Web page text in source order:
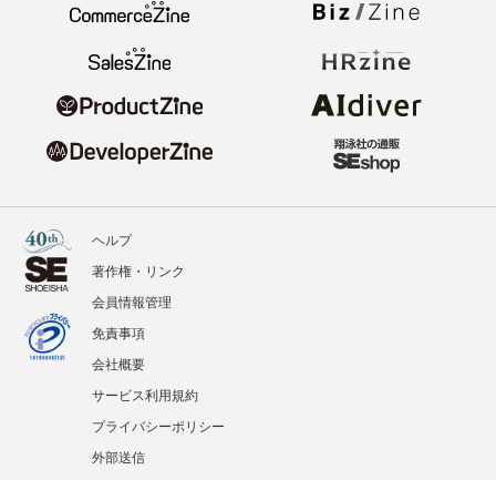
ヘルプ
著作権・リンク
会員情報管理
免責事項
会社概要
サービス利用規約
プライバシーポリシー
外部送信